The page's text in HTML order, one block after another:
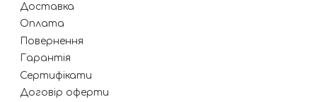
Доставка
Оплата
Повернення
Гарантія
Сертифікати
Договір оферти